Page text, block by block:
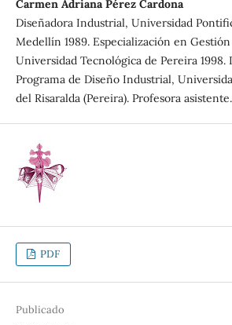
Carmen Adriana Pérez Cardona
Diseñadora Industrial, Universidad
Medellín 1989. Especialización en
Universidad Tecnológica de Pereira 1998.
Programa de Diseño Industrial,
del Risaralda (Pereira). Profesora
PDF
Publicado